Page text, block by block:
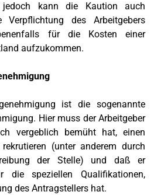
jedoch kann die Kaution auch
des Arbeitgebers
für die Kosten einer
aufzukommen.
ist die sogenannte
Hier muss der Arbeitgeber
vergeblich bemüht hat, einen
(unter anderem durch
der Stelle) und daß er
die speziellen Qualifikationen,
des Antragstellers hat.